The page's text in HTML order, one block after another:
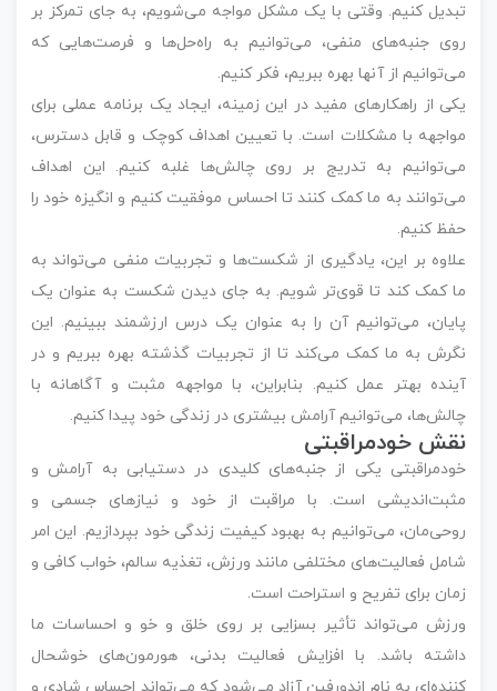
تبدیل کنیم. وقتی با یک مشکل مواجه می‌شویم، به جای تمرکز بر
روی جنبه‌های منفی، می‌توانیم به راه‌حل‌ها و فرصت‌هایی که
می‌توانیم از آنها بهره ببریم، فکر کنیم.
یکی از راهکارهای مفید در این زمینه، ایجاد یک برنامه عملی برای
مواجهه با مشکلات است. با تعیین اهداف کوچک و قابل دسترس،
می‌توانیم به تدریج بر روی چالش‌ها غلبه کنیم. این اهداف
می‌توانند به ما کمک کنند تا احساس موفقیت کنیم و انگیزه خود را
حفظ کنیم.
علاوه بر این، یادگیری از شکست‌ها و تجربیات منفی می‌تواند به
ما کمک کند تا قوی‌تر شویم. به جای دیدن شکست به عنوان یک
پایان، می‌توانیم آن را به عنوان یک درس ارزشمند ببینیم. این
نگرش به ما کمک می‌کند تا از تجربیات گذشته بهره ببریم و در
آینده بهتر عمل کنیم. بنابراین، با مواجهه مثبت و آگاهانه با
چالش‌ها، می‌توانیم آرامش بیشتری در زندگی خود پیدا کنیم.
نقش خودمراقبتی
خودمراقبتی یکی از جنبه‌های کلیدی در دستیابی به آرامش و
مثبت‌اندیشی است. با مراقبت از خود و نیازهای جسمی و
روحی‌مان، می‌توانیم به بهبود کیفیت زندگی خود بپردازیم. این امر
شامل فعالیت‌های مختلفی مانند ورزش، تغذیه سالم، خواب کافی و
زمان برای تفریح و استراحت است.
ورزش می‌تواند تأثیر بسزایی بر روی خلق و خو و احساسات ما
داشته باشد. با افزایش فعالیت بدنی، هورمون‌های خوشحال